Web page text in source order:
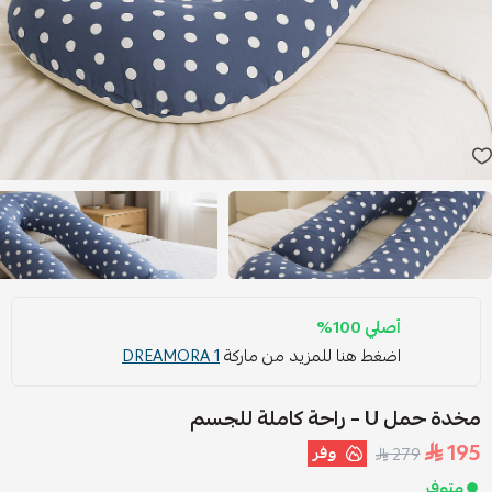
أصلي 100%
اضغط هنا للمزيد من ماركةDREAMORA 1
مخدة حمل U – راحة كاملة للجسم
195
279 وفر